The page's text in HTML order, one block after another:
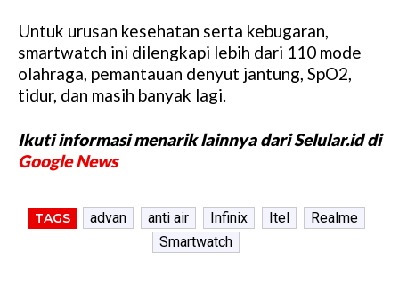
Untuk urusan kesehatan serta kebugaran,
smartwatch ini dilengkapi lebih dari 110 mode
olahraga, pemantauan denyut jantung, SpO2,
tidur, dan masih banyak lagi.
Ikuti informasi menarik lainnya dari Selular.id di
Google News
TAGS advan anti air Infinix Itel
Realme
Smartwatch